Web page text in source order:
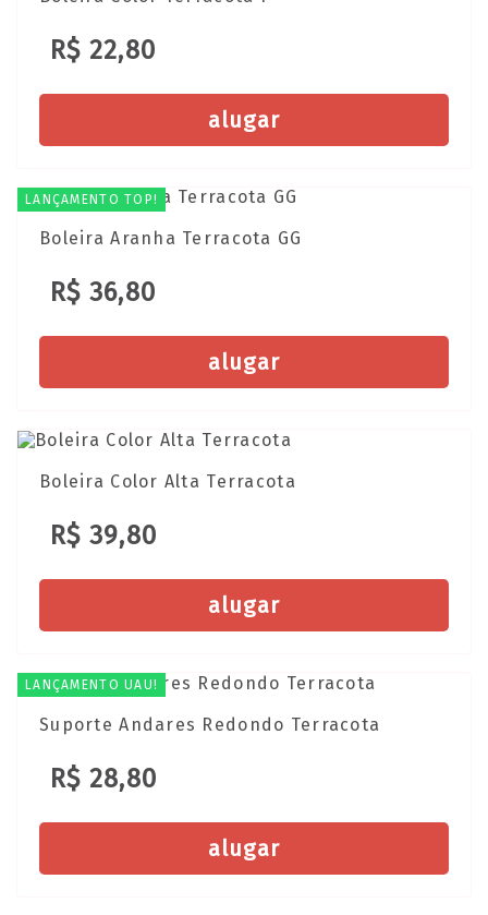
R$ 22,80
alugar
LANÇAMENTO TOP!
Boleira Aranha Terracota GG
R$ 36,80
alugar
Boleira Color Alta Terracota
R$ 39,80
alugar
LANÇAMENTO UAU!
Suporte Andares Redondo Terracota
R$ 28,80
alugar